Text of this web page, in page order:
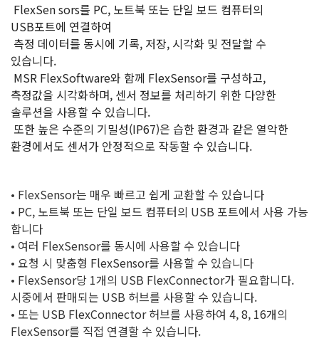
FlexSen sors를 PC, 노트북 또는 단일 보드 컴퓨터의
USB포트에 연결하여
측정 데이터를 동시에 기록, 저장, 시각화 및 전달할 수
있습니다.
MSR FlexSoftware와 함께 FlexSensor를 구성하고,
측정값을 시각화하며, 센서 정보를 처리하기 위한 다양한
솔루션을 사용할 수 있습니다.
또한 높은 수준의 기밀성(IP67)은 습한 환경과 같은 열악한
환경에서도 센서가 안정적으로 작동할 수 있습니다.
• FlexSensor는 매우 빠르고 쉽게 교환할 수 있습니다
• PC, 노트북 또는 단일 보드 컴퓨터의 USB 포트에서 사용 가능
합니다
• 여러 FlexSensor를 동시에 사용할 수 있습니다
• 요청 시 맞춤형 FlexSensor를 사용할 수 있습니다
• FlexSensor당 1개의 USB FlexConnector가 필요합니다.
시중에서 판매되는 USB 허브를 사용할 수 있습니다.
• 또는 USB FlexConnector 허브를 사용하여 4, 8, 16개의
FlexSensor를 직접 연결할 수 있습니다.